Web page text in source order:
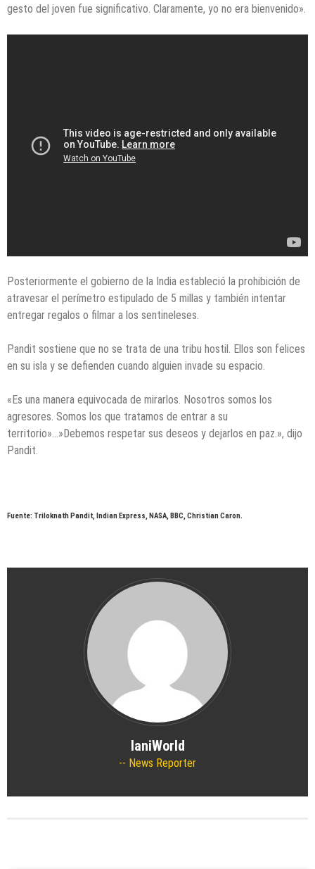
gesto del joven fue significativo. Claramente, yo no era bienvenido».
Posteriormente el gobierno de la India estableció la prohibición de
atravesar el perímetro estipulado de 5 millas y también intentar
entregar regalos o filmar a los sentineleses.
Pandit sostiene que no se trata de una tribu hostil. Ellos son felices
en su isla y se defienden cuando alguien invade su espacio.
«Es una manera equivocada de mirarlos. Nosotros somos los
agresores. Somos los que tratamos de entrar a su
territorio»…»Debemos respetar sus deseos y dejarlos en paz.», dijo
Pandit.
Fuente: Triloknath Pandit, Indian Express, NASA, BBC, Christian Caron.
IaniWorld
News Reporter